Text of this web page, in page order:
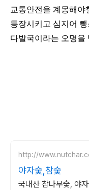
교통안전을 계몽해야
등장시키고 심지어
다발국이라는 오명을
http://
야자숯,참숯
국내산 참나무숯, 야